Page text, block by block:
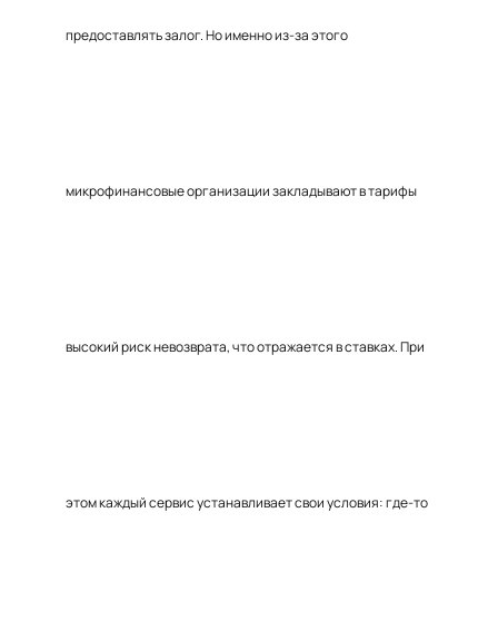
предоставлять залог. Но именно из-за этого
микрофинансовые организации закладывают в тарифы
высокий риск невозврата, что отражается в ставках. При
этом каждый сервис устанавливает свои условия: где-то